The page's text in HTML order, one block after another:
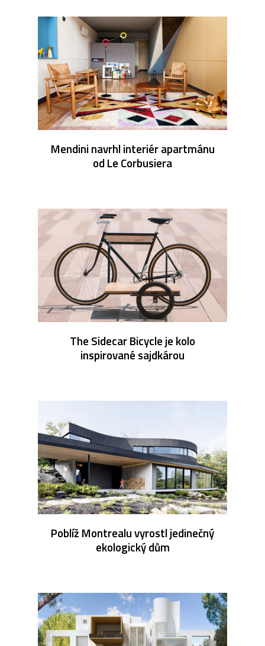
Mendini navrhl interiér apartmánu
od Le Corbusiera
The Sidecar Bicycle je kolo
inspirované sajdkárou
Poblíž Montrealu vyrostl jedinečný
ekologický dům